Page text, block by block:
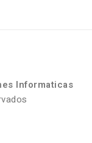
Informaticas